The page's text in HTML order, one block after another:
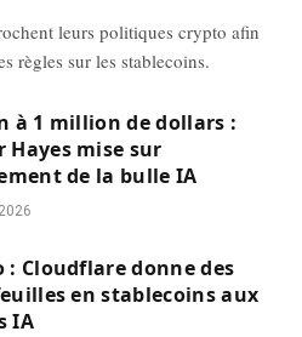
leurs politiques crypto afin
règles sur les stablecoins.
à 1 million de dollars :
Hayes mise sur
de la bulle IA
: Cloudflare donne des
en stablecoins aux
IA